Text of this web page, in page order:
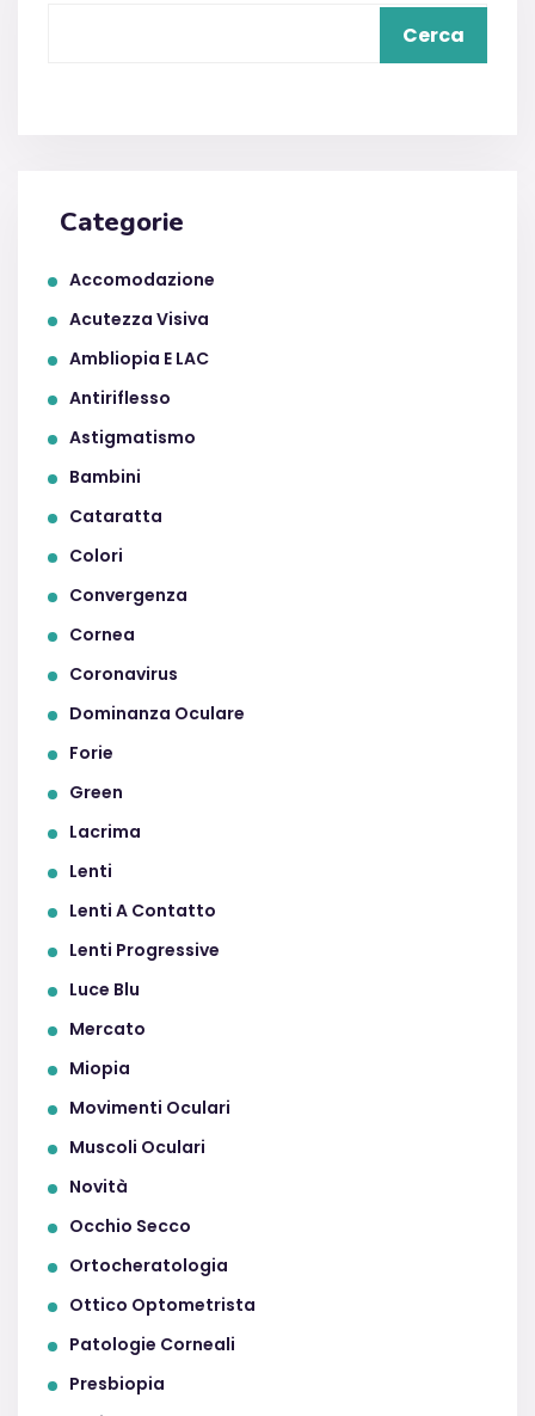
Cerca
Categorie
Accomodazione
Acutezza Visiva
Ambliopia E LAC
Antiriflesso
Astigmatismo
Bambini
Cataratta
Colori
Convergenza
Cornea
Coronavirus
Dominanza Oculare
Forie
Green
Lacrima
Lenti
Lenti A Contatto
Lenti Progressive
Luce Blu
Mercato
Miopia
Movimenti Oculari
Muscoli Oculari
Novità
Occhio Secco
Ortocheratologia
Ottico Optometrista
Patologie Corneali
Presbiopia